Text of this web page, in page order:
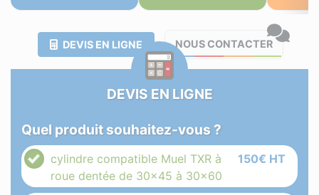
DEVIS EN LIGNE NOUS CONTACTER
DEVIS EN LIGNE
Quel produit souhaitez-vous ?
cylindre compatible Muel TXR à
roue dentée de 30x45 à 30x60
150€ HT